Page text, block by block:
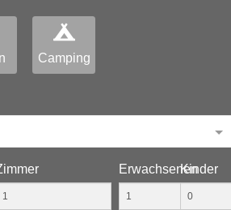
Camping
ErwachsenenKinder